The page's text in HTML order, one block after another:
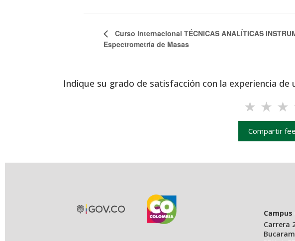
Curso internacional TÉCNICAS ANALÍTICAS
Espectrometría de Masas
Indique su grado de satisfacción con la experiencia